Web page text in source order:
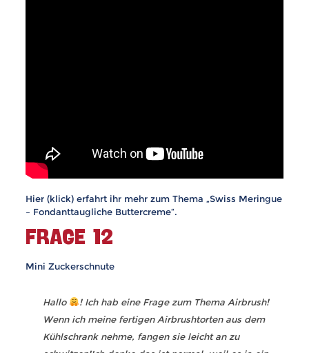
Hier (klick) erfahrt ihr mehr zum Thema „Swiss Meringue
– Fondanttaugliche Buttercreme“.
FRAGE 12
Mini Zuckerschnute
Hallo
! Ich hab eine Frage zum Thema Airbrush!
Wenn ich meine fertigen Airbrushtorten aus dem
Kühlschrank nehme, fangen sie leicht an zu